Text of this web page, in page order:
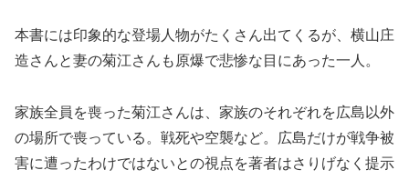
本書には印象的な登場人物がたくさん出てくるが、横山庄
造さんと妻の菊江さんも原爆で悲惨な目にあった一人。
家族全員を喪った菊江さんは、家族のそれぞれを広島以外
の場所で喪っている。戦死や空襲など。広島だけが戦争被
害に遭ったわけではないとの視点を著者はさりげなく提示